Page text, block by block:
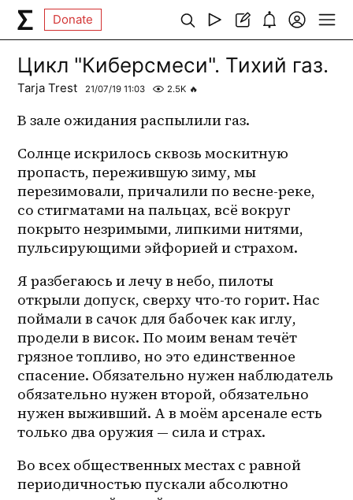
Donate
Цикл "Киберсмеси". Тихий газ.
Tarja Trest 21/07/19 11:03 2.5K 🔥
В зале ожидания распылили газ.
Солнце искрилось сквозь москитную
пропасть, пережившую зиму, мы
перезимовали, причалили по весне-реке,
со стигматами на пальцах, всё вокруг
покрыто незримыми, липкими нитями,
пульсирующими эйфорией и страхом.
Я разбегаюсь и лечу в небо, пилоты
открыли допуск, сверху что-то горит. Нас
поймали в сачок для бабочек как иглу,
продели в висок. По моим венам течёт
грязное топливо, но это единственное
спасение. Обязательно нужен наблюдатель
обязательно нужен второй, обязательно
нужен выживший. А в моём арсенале есть
только два оружия — сила и страх.
Во всех общественных местах с равной
периодичностью пускали абсолютно